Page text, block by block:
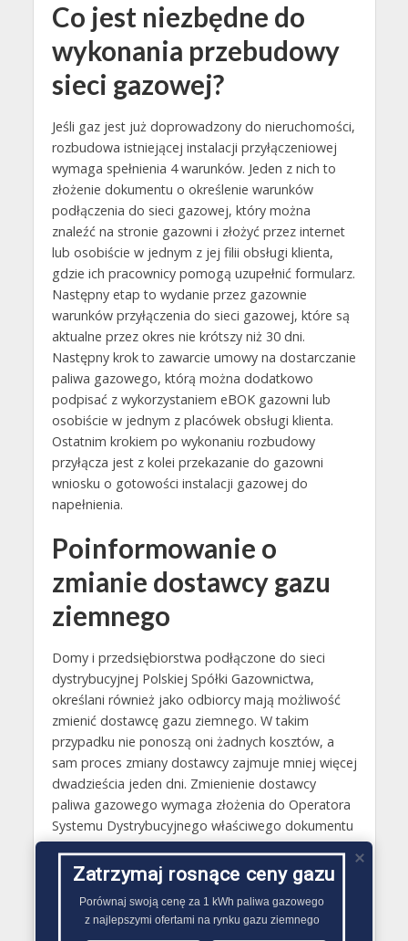
Co jest niezbędne do
wykonania przebudowy
sieci gazowej?
Jeśli gaz jest już doprowadzony do nieruchomości,
rozbudowa istniejącej instalacji przyłączeniowej
wymaga spełnienia 4 warunków. Jeden z nich to
złożenie dokumentu o określenie warunków
podłączenia do sieci gazowej, który można
znaleźć na stronie gazowni i złożyć przez internet
lub osobiście w jednym z jej filii obsługi klienta,
gdzie ich pracownicy pomogą uzupełnić formularz.
Następny etap to wydanie przez gazownie
warunków przyłączenia do sieci gazowej, które są
aktualne przez okres nie krótszy niż 30 dni.
Następny krok to zawarcie umowy na dostarczanie
paliwa gazowego, którą można dodatkowo
podpisać z wykorzystaniem eBOK gazowni lub
osobiście w jednym z placówek obsługi klienta.
Ostatnim krokiem po wykonaniu rozbudowy
przyłącza jest z kolei przekazanie do gazowni
wniosku o gotowości instalacji gazowej do
napełnienia.
Poinformowanie o
zmianie dostawcy gazu
ziemnego
Domy i przedsiębiorstwa podłączone do sieci
dystrybucyjnej Polskiej Spółki Gazownictwa,
określani również jako odbiorcy mają możliwość
zmienić dostawcę gazu ziemnego. W takim
przypadku nie ponoszą oni żadnych kosztów, a
sam proces zmiany dostawcy zajmuje mniej więcej
dwadzieścia jeden dni. Zmienienie dostawcy
paliwa gazowego wymaga złożenia do Operatora
Systemu Dystrybucyjnego właściwego dokumentu
PZD (zgłoszenia zmiany sprzedawcy gazu) na
przykład w biurze obsługi klienta gazowani, który
jest później rozpatrywany przez nią. Wzór druku
dostępny jest natomiast na stronie Polskiej Spółki
Gazownictwa.
Zatrzymaj rosnące ceny gazu
Porównaj swoją cenę za 1 kWh paliwa gazowego
z najlepszymi ofertami na rynku gazu ziemnego